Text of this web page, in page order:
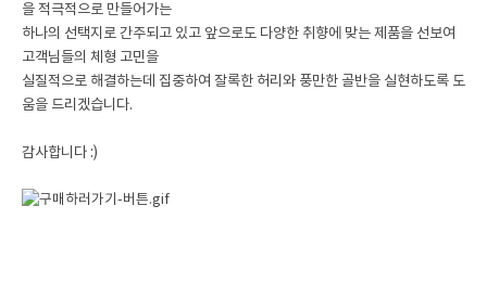
을 적극적으로 만들어가는
하나의 선택지로 간주되고 있고 앞으로도 다양한 취향에 맞는 제품을 선보여
고객님들의 체형 고민을
실질적으로 해결하는데 집중하여 잘록한 허리와 풍만한 골반을 실현하도록 도
움을 드리겠습니다.
감사합니다 :)